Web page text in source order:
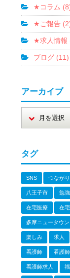
★コラム
★ご報告
★求人情報
ブログ (11)
アーカイブ
タグ
SNS つながり
八王子市 勉
在宅医療 在
多摩ニュータウン
楽しみ 求人
看護師 看護
看護師求人